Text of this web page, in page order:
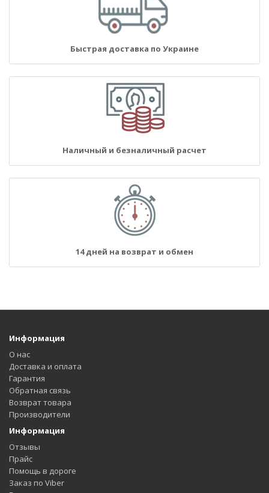
Быстрая доставка по Украине
Наличный и безналичный расчет
14 дней на возврат и обмен
Информация
О нас
Доставка и оплата
Гарантия
Обратная связь
Возврат товара
Производители
Информация
Отзывы
Прайс
Помощь в дороге
Заказ по Viber